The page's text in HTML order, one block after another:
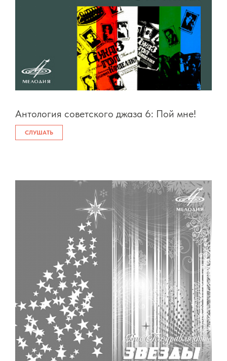
Антология советского джаза 6: Пой мне!
СЛУШАТЬ